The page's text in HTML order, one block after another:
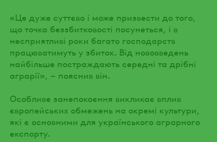
«Це дуже суттєво і може призвести до того,
що точка беззбитковості посунеться, і в
несприятливі роки багато господарств
працюватимуть у збиток. Від нововведень
найбільше постраждають середні та дрібні
аграрії», – пояснив він.
Особливе занепокоєння викликає вплив
європейських обмежень на окремі культури,
які є основними для українського аграрного
експорту.